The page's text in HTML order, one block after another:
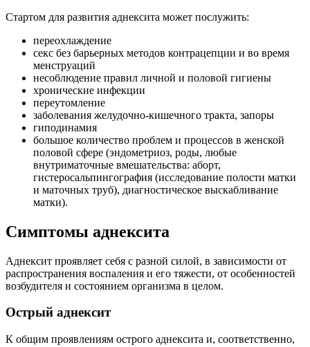
Стартом для развития аднексита может послужить:
переохлаждение
секс без барьерных методов контрацепции и во время
менструаций
несоблюдение правил личной и половой гигиены
хронические инфекции
переутомление
заболевания желудочно-кишечного тракта, запоры
гиподинамия
большое количество проблем и процессов в женской
половой сфере (эндометриоз, роды, любые
внутриматочные вмешательства: аборт,
гистеросальпингография (исследование полости матки
и маточных труб), диагностическое выскабливание
матки).
Симптомы аднексита
Аднексит проявляет себя с разной силой, в зависимости от
распространения воспаления и его тяжести, от особенностей
возбудителя и состоянием организма в целом.
Острый аднексит
К общим проявлениям острого аднексита и, соответственно,